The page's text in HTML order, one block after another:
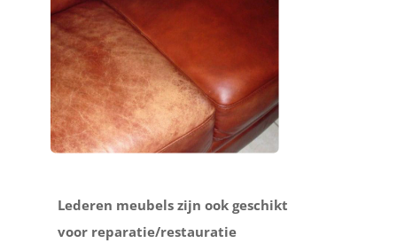
Lederen meubels zijn ook geschikt
voor reparatie/restauratie